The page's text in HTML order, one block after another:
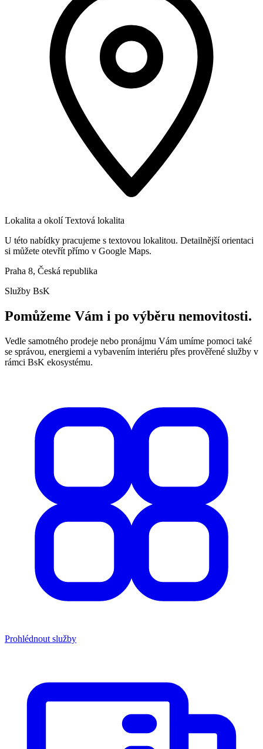
Lokalita a okolí Textová lokalita
U této nabídky pracujeme s textovou lokalitou. Detailnější orientaci
si můžete otevřít přímo v Google Maps.
Praha 8, Česká republika
Služby BsK
Pomůžeme Vám i po výběru nemovitosti.
Vedle samotného prodeje nebo pronájmu Vám umíme pomoci také
se správou, energiemi a vybavením interiéru přes prověřené služby v
rámci BsK ekosystému.
Prohlédnout služby